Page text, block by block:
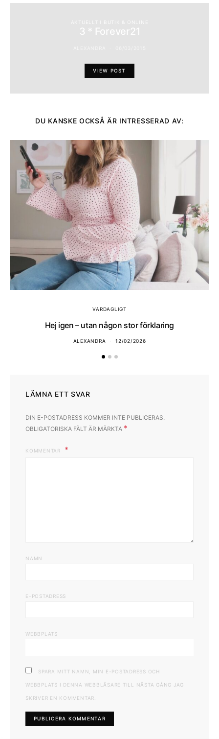
AKTUELLT I BUTIK & ONLINE
3 * Forever21
VIEW POST
DU KANSKE OCKSÅ ÄR INTRESSERAD AV:
VARDAGLIGT
Hej igen – utan någon stor förklaring
ALEXANDRA 12/02/2026
LÄMNA ETT SVAR
DIN E-POSTADRESS KOMMER INTE PUBLICERAS.
OBLIGATORISKA FÄLT ÄR MÄRKTA *
KOMMENTAR
NAMN
E-POSTADRESS
WEBBPLATS
SPARA MITT NAMN, MIN E-POSTADRESS OCH
WEBBPLATS I DENNA WEBBLÄSARE TILL NÄSTA GÅNG JAG
SKRIVER EN KOMMENTAR.